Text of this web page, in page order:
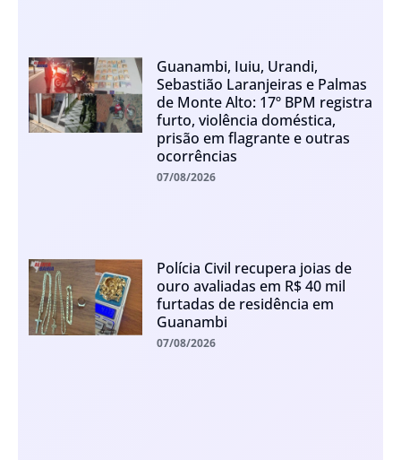
Guanambi, Iuiu, Urandi,
Sebastião Laranjeiras e Palmas
de Monte Alto: 17º BPM registra
furto, violência doméstica,
prisão em flagrante e outras
ocorrências
07/08/2026
Polícia Civil recupera joias de
ouro avaliadas em R$ 40 mil
furtadas de residência em
Guanambi
07/08/2026